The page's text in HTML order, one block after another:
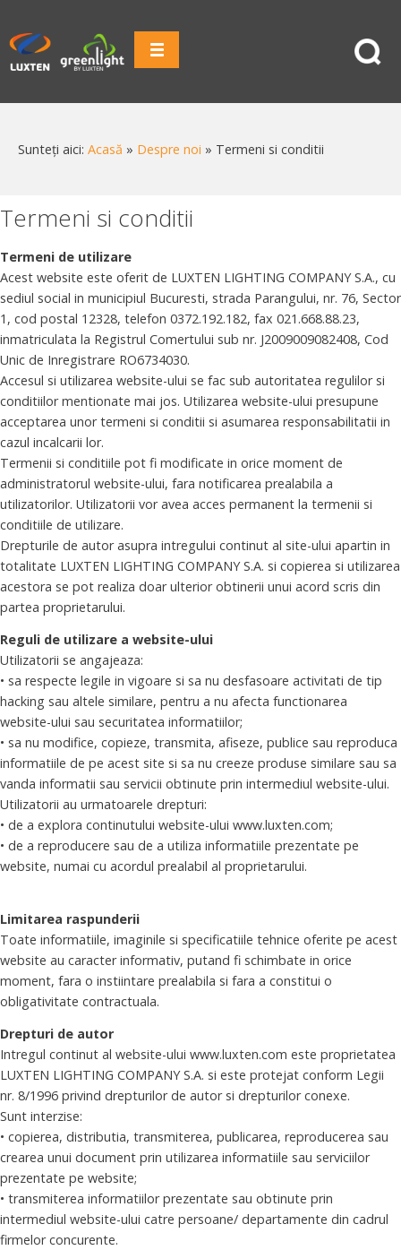
Sunteți aici: Acasă » Despre noi » Termeni si conditii
Termeni si conditii
Termeni de utilizare
Acest website este oferit de LUXTEN LIGHTING COMPANY S.A., cu
sediul social in municipiul Bucuresti, strada Parangului, nr. 76, Sector
1, cod postal 12328, telefon 0372.192.182, fax 021.668.88.23,
inmatriculata la Registrul Comertului sub nr. J2009009082408, Cod
Unic de Inregistrare RO6734030.
Accesul si utilizarea website-ului se fac sub autoritatea regulilor si
conditiilor mentionate mai jos. Utilizarea website-ului presupune
acceptarea unor termeni si conditii si asumarea responsabilitatii in
cazul incalcarii lor.
Termenii si conditiile pot fi modificate in orice moment de
administratorul website-ului, fara notificarea prealabila a
utilizatorilor. Utilizatorii vor avea acces permanent la termenii si
conditiile de utilizare.
Drepturile de autor asupra intregului continut al site-ului apartin in
totalitate LUXTEN LIGHTING COMPANY S.A. si copierea si utilizarea
acestora se pot realiza doar ulterior obtinerii unui acord scris din
partea proprietarului.
Reguli de utilizare a website-ului
Utilizatorii se angajeaza:
• sa respecte legile in vigoare si sa nu desfasoare activitati de tip
hacking sau altele similare, pentru a nu afecta functionarea
website-ului sau securitatea informatiilor;
• sa nu modifice, copieze, transmita, afiseze, publice sau reproduca
informatiile de pe acest site si sa nu creeze produse similare sau sa
vanda informatii sau servicii obtinute prin intermediul website-ului.
Utilizatorii au urmatoarele drepturi:
• de a explora continutului website-ului www.luxten.com;
• de a reproducere sau de a utiliza informatiile prezentate pe
website, numai cu acordul prealabil al proprietarului.
Limitarea raspunderii
Toate informatiile, imaginile si specificatiile tehnice oferite pe acest
website au caracter informativ, putand fi schimbate in orice
moment, fara o instiintare prealabila si fara a constitui o
obligativitate contractuala.
Drepturi de autor
Intregul continut al website-ului www.luxten.com este proprietatea
LUXTEN LIGHTING COMPANY S.A. si este protejat conform Legii
nr. 8/1996 privind drepturilor de autor si drepturilor conexe.
Sunt interzise:
• copierea, distributia, transmiterea, publicarea, reproducerea sau
crearea unui document prin utilizarea informatiile sau serviciilor
prezentate pe website;
• transmiterea informatiilor prezentate sau obtinute prin
intermediul website-ului catre persoane/ departamente din cadrul
firmelor concurente.